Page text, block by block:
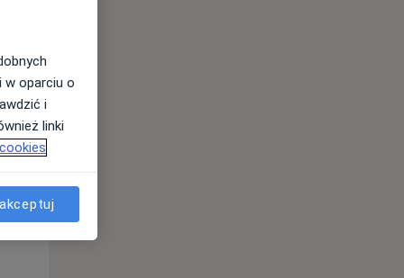
Wt,
w oparciu o
i
linki